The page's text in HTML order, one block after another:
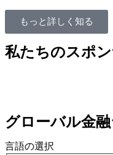
もっと詳しく知る
私たちのスポ
グローバル金
言語の選択